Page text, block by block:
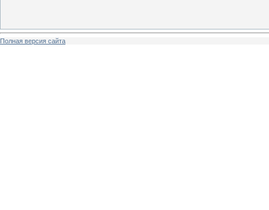
Полная версия сайта